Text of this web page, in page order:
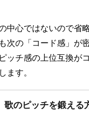
中心ではないので省
次の「コード感」が
ッチ感の上位互換が
ます。
歌のピッチを鍛える